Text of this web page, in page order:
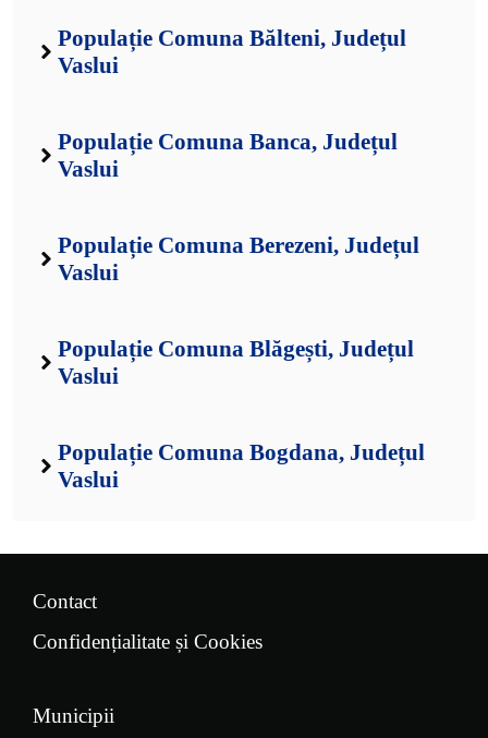
Populație Comuna Bălteni, Județul
Vaslui
Populație Comuna Banca, Județul
Vaslui
Populație Comuna Berezeni, Județul
Vaslui
Populație Comuna Blăgești, Județul
Vaslui
Populație Comuna Bogdana, Județul
Vaslui
Contact
Confidențialitate și Cookies
Municipii